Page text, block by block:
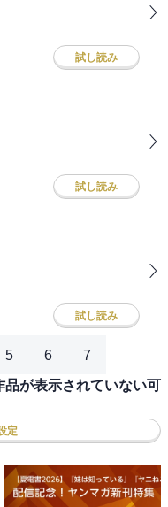
試し読み
試し読み
試し読み
5 6 7
が表示されていない可
定